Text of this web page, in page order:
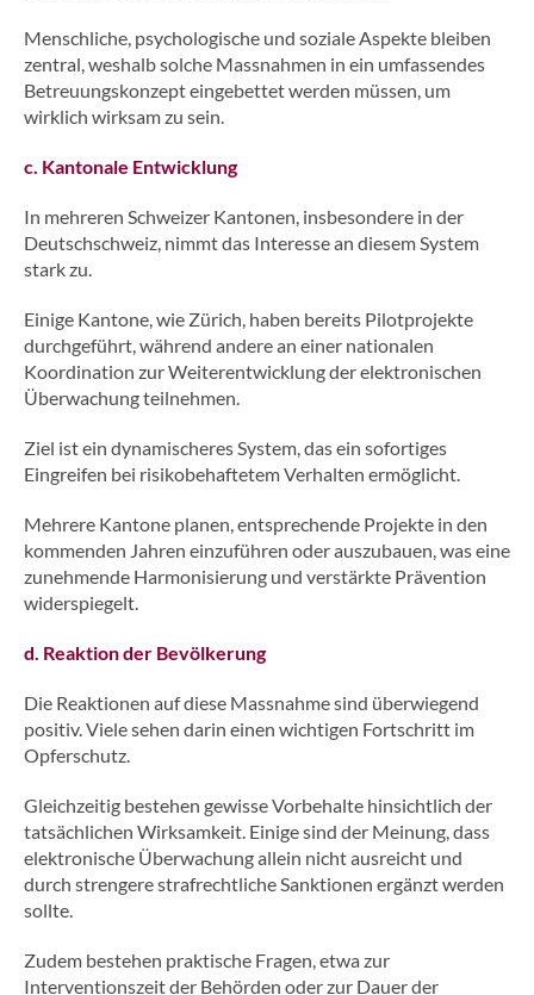
Menschliche, psychologische und soziale Aspekte bleiben
zentral, weshalb solche Massnahmen in ein umfassendes
Betreuungskonzept eingebettet werden müssen, um
wirklich wirksam zu sein.
c. Kantonale Entwicklung
In mehreren Schweizer Kantonen, insbesondere in der
Deutschschweiz, nimmt das Interesse an diesem System
stark zu.
Einige Kantone, wie Zürich, haben bereits Pilotprojekte
durchgeführt, während andere an einer nationalen
Koordination zur Weiterentwicklung der elektronischen
Überwachung teilnehmen.
Ziel ist ein dynamischeres System, das ein sofortiges
Eingreifen bei risikobehaftetem Verhalten ermöglicht.
Mehrere Kantone planen, entsprechende Projekte in den
kommenden Jahren einzuführen oder auszubauen, was eine
zunehmende Harmonisierung und verstärkte Prävention
widerspiegelt.
d. Reaktion der Bevölkerung
Die Reaktionen auf diese Massnahme sind überwiegend
positiv. Viele sehen darin einen wichtigen Fortschritt im
Opferschutz.
Gleichzeitig bestehen gewisse Vorbehalte hinsichtlich der
tatsächlichen Wirksamkeit. Einige sind der Meinung, dass
elektronische Überwachung allein nicht ausreicht und
durch strengere strafrechtliche Sanktionen ergänzt werden
sollte.
Zudem bestehen praktische Fragen, etwa zur
Interventionszeit der Behörden oder zur Dauer der